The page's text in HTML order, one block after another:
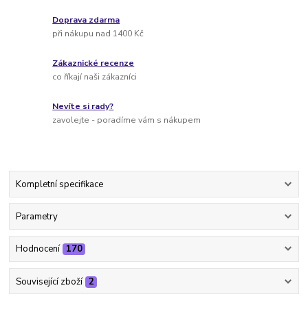
Doprava zdarma
při nákupu nad 1400 Kč
Zákaznické recenze
co říkají naši zákazníci
Nevíte si rady?
zavolejte - poradíme vám s nákupem
Kompletní specifikace
Parametry
Hodnocení 170
Související zboží 2